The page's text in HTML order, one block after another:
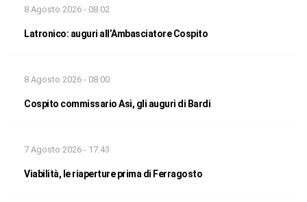
8 Agosto 2026 - 08:02
Latronico: auguri all’Ambasciatore Cospito
8 Agosto 2026 - 08:00
Cospito commissario Asi, gli auguri di Bardi
7 Agosto 2026 - 17:43
Viabilità, le riaperture prima di Ferragosto